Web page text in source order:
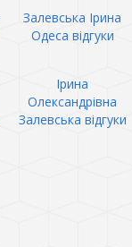
Залевська Ірина
Одеса відгуки
Ірина
Олександрівна
Залевська відгуки